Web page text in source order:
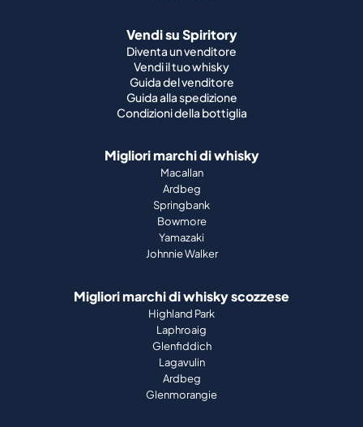
Vendi su Spiritory
Diventa un venditore
Vendi il tuo whisky
Guida del venditore
Guida alla spedizione
Condizioni della bottiglia
Migliori marchi di whisky
Macallan
Ardbeg
Springbank
Bowmore
Yamazaki
Johnnie Walker
Migliori marchi di whisky scozzese
Highland Park
Laphroaig
Glenfiddich
Lagavulin
Ardbeg
Glenmorangie